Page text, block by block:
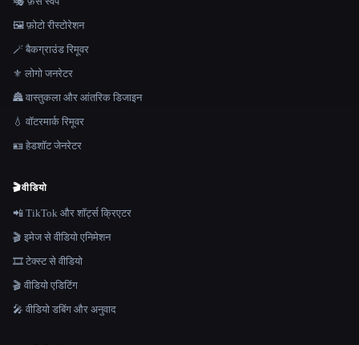
🖼️ फ़ोटो रीस्टोरेशन
🪄 बैकग्राउंड रिमूवर
⚜️ लोगो जनरेटर
🏯 वास्तुकला और आंतरिक डिजाइन
💧 वॉटरमार्क रिमूवर
🪪 हेडशॉट जेनरेटर
🎬वीडियो
📲 TikTok और शॉर्ट्स क्रिएटर
🎬 इमेज से वीडियो एनिमेशन
🎞️ टेक्स्ट से वीडियो
🎬 वीडियो एडिटिंग
🎤 वीडियो डबिंग और अनुवाद